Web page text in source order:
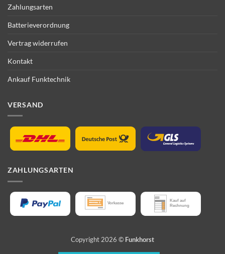
Zahlungsarten
Batterieverordnung
Vertrag widerrufen
Kontakt
Ankauf Funktechnik
VERSAND
ZAHLUNGSARTEN
Copyright 2026 © Funkhorst